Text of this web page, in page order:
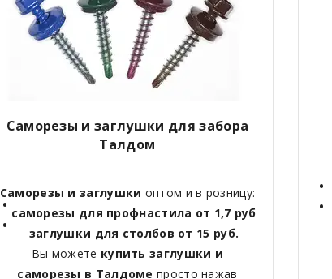
Саморезы и заглушки для забора
Талдом
Саморезы и заглушки оптом и в розницу:
саморезы для профнастила от 1,7 руб
заглушки для столбов от 15 руб.
Вы можете купить заглушки и
саморезы в Талдомепросто нажав